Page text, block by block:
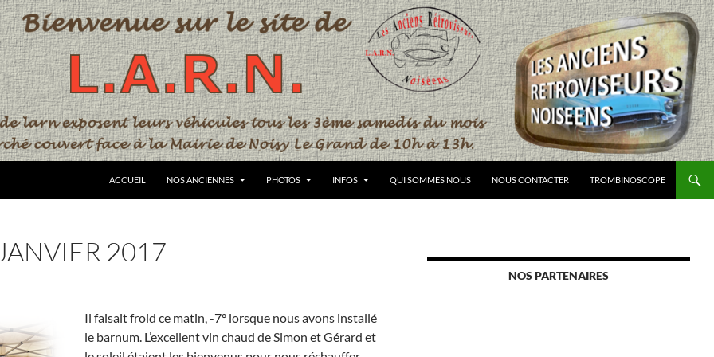
ACCUEIL NOS ANCIENNES PHOTOS INFOS QUI SOMMES NOUS NOUS CONTACTER TROMBINOSCOPE
2017
Il faisait froid ce matin, -7° lorsque nous avons installé
le barnum. L’excellent vin chaud de Simon et Gérard et
NOS PARTENAIRES